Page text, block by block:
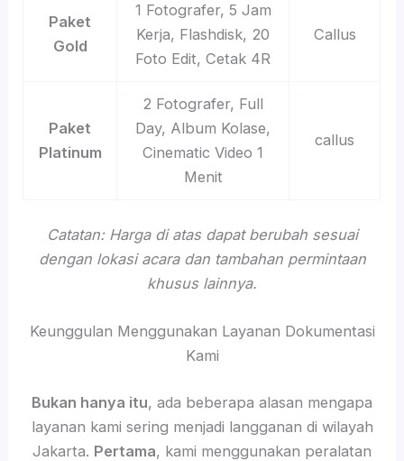
Paket
Gold
1 Fotografer, 5 Jam
Kerja, Flashdisk, 20
Foto Edit, Cetak 4R
Callus
Paket
Platinum
2 Fotografer, Full
Day, Album Kolase,
Cinematic Video 1
Menit
callus
Catatan: Harga di atas dapat berubah sesuai
dengan lokasi acara dan tambahan permintaan
khusus lainnya.
Keunggulan Menggunakan Layanan Dokumentasi
Kami
Bukan hanya itu, ada beberapa alasan mengapa
layanan kami sering menjadi langganan di wilayah
Jakarta. Pertama, kami menggunakan peralatan